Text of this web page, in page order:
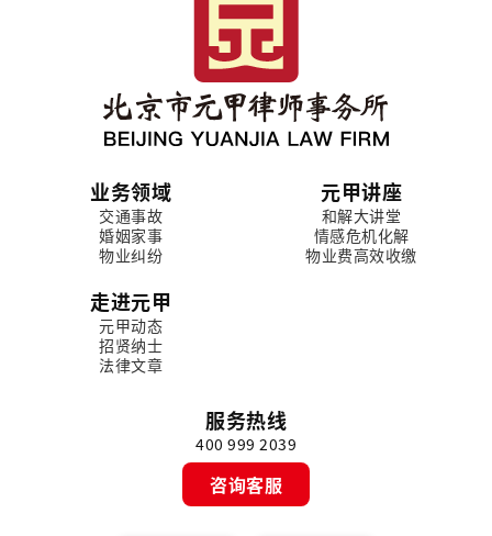
业务领域
交通事故
婚姻家事
物业纠纷
元甲讲座
和解大讲堂
情感危机化解
物业费高效收缴
走进元甲
元甲动态
招贤纳士
法律文章
服务热线
400 999 2039
咨询客服